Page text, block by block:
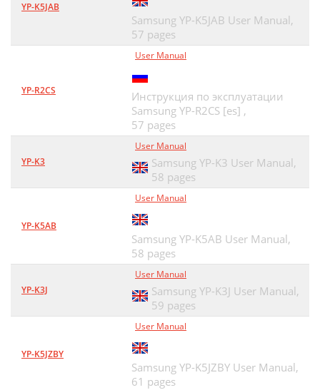
YP-K5JAB
Samsung YP-K5JAB User Manual,
57 pages
YP-R2CS
User Manual
Инструкция по эксплуатации
Samsung YP-R2CS [es] ,
57 pages
YP-K3
User Manual
Samsung YP-K3 User Manual,
58 pages
YP-K5AB
User Manual
Samsung YP-K5AB User Manual,
58 pages
YP-K3J
User Manual
Samsung YP-K3J User Manual,
59 pages
YP-K5JZBY
User Manual
Samsung YP-K5JZBY User Manual,
61 pages